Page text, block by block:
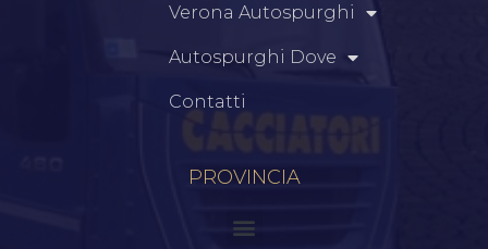
Verona Autospurghi
Autospurghi Dove
Contatti
PROVINCIA